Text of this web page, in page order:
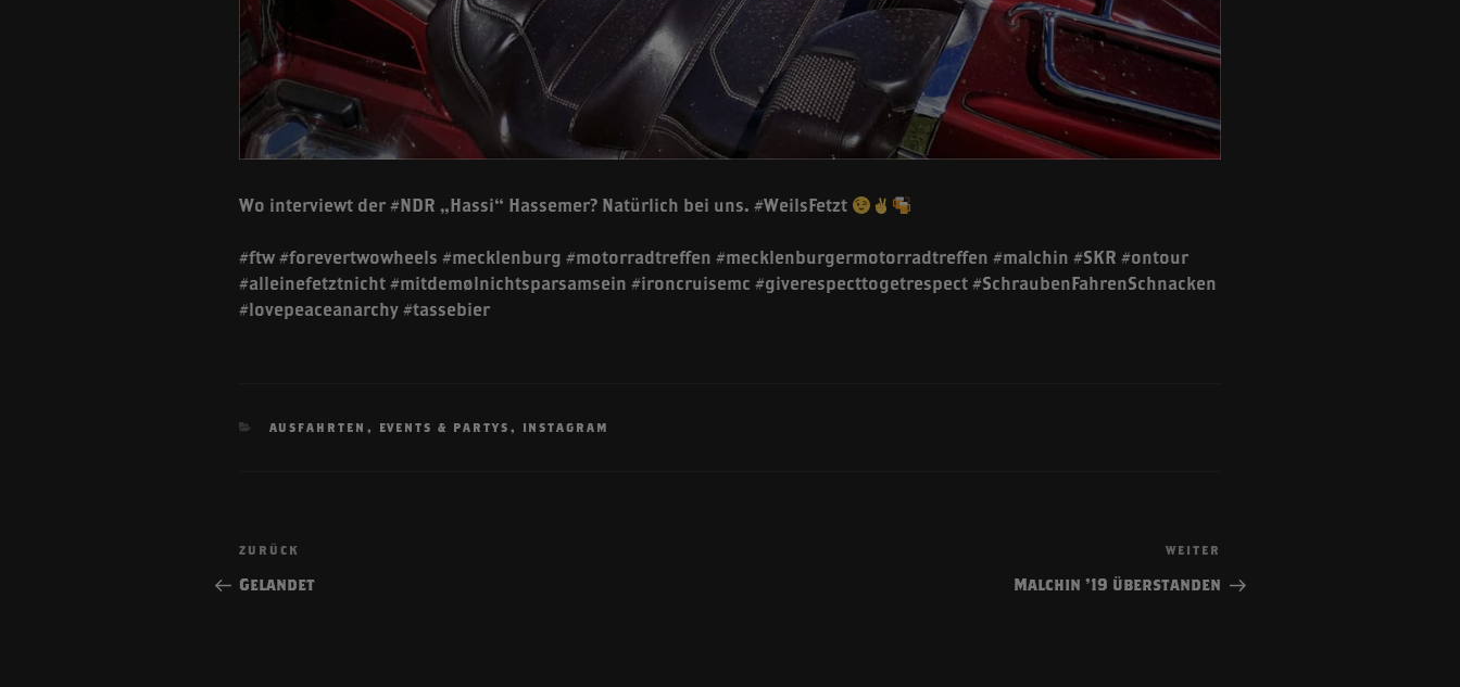
Wo interviewt der #NDR „Hassi“ Hassemer? Natürlich bei uns. #WeilsFetzt
#ftw #forevertwowheels #mecklenburg #motorradtreffen #mecklenburgermotorradtreffen #malchin #SKR #ontour
#alleinefetztnicht #mitdemølnichtsparsamsein #ironcruisemc #giverespecttogetrespect #SchraubenFahrenSchnacken
#lovepeaceanarchy #tassebier
KATEGORIEN
AUSFAHRTEN , EVENTS & PARTYS , INSTAGRAM
Beitragsnavigation
Vorheriger
Beitrag
ZURÜCK
Gelandet
Beitrag
WEITER
Malchin ’19 überstanden